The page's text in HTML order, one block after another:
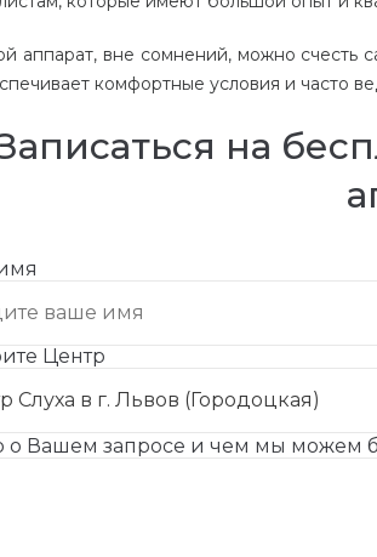
аппарат, вне сомнений, можно
комфортные условия и часто
на
Центр
о Вашем запросе и чем мы можем